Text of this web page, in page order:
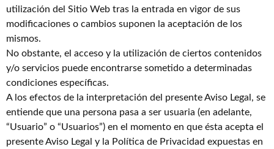
utilización del Sitio Web tras la entrada en vigor de sus
modificaciones o cambios suponen la aceptación de los
mismos.
No obstante, el acceso y la utilización de ciertos contenidos
y/o servicios puede encontrarse sometido a determinadas
condiciones específicas.
A los efectos de la interpretación del presente Aviso Legal, se
entiende que una persona pasa a ser usuaria (en adelante,
“Usuario” o “Usuarios”) en el momento en que ésta acepta el
presente Aviso Legal y la Política de Privacidad expuestas en